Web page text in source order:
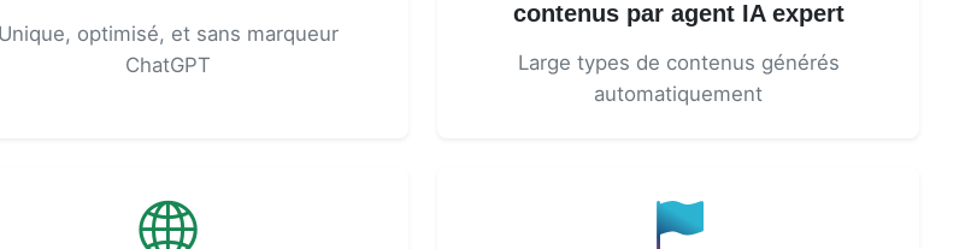
Unique, optimisé, et sans marqueur
ChatGPT
contenus par agent IA expert
Large types de contenus générés
automatiquement